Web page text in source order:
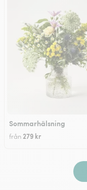
Sommarhälsning
från 279 kr